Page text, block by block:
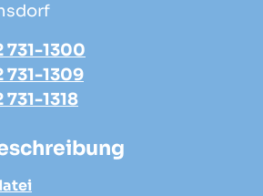
731-1300
731-1309
731-1318